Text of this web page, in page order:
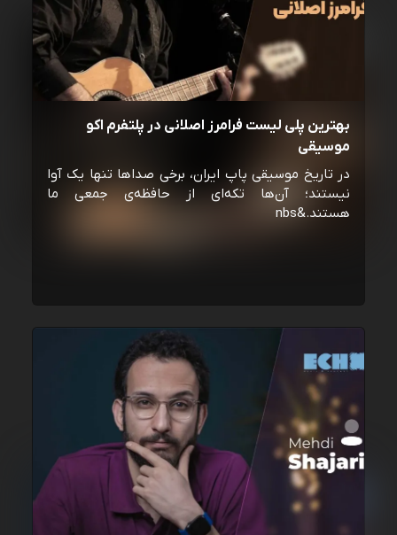
بهترین پلی لیست فرامرز اصلانی در پلتفرم اکو
موسیقی
در تاریخ موسیقی پاپ ایران، برخی صداها تنها یک آوا
نیستند؛ آن‌ها تکه‌ای از حافظه‌ی جمعی ما
هستند.&nbs